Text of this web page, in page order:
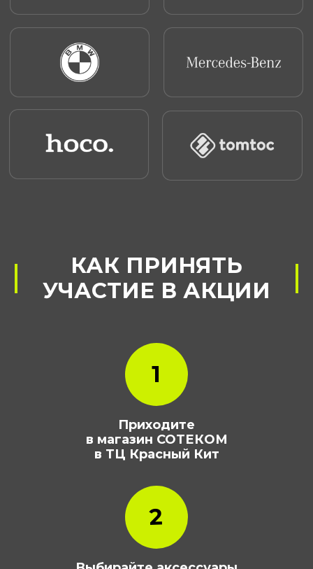
2
1
Приходите
в магазин СОТЕКОМ
в ТЦ Красный Кит
МАГАЗИН,
УЧАСТВУЮЩИЙ
В АКЦИИ
ТЦ Красный Кит